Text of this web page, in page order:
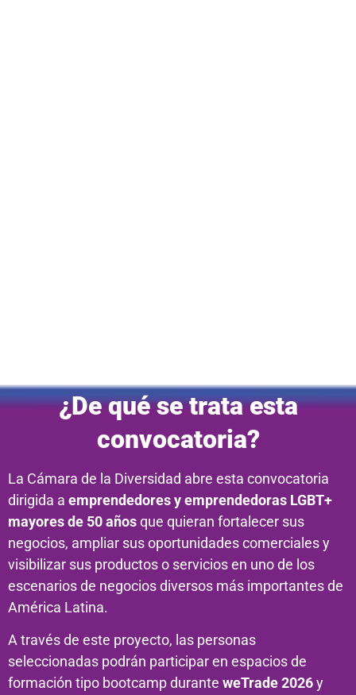
¿De qué se trata esta
convocatoria?
La Cámara de la Diversidad abre esta convocatoria
dirigida a emprendedores y emprendedoras LGBT+
mayores de 50 añosque quieran fortalecer sus
negocios, ampliar sus oportunidades comerciales y
visibilizar sus productos o servicios en uno de los
escenarios de negocios diversos más importantes de
América Latina.
A través de este proyecto, las personas
seleccionadas podrán participar en espacios de
formación tipo bootcamp durante weTrade 2026y